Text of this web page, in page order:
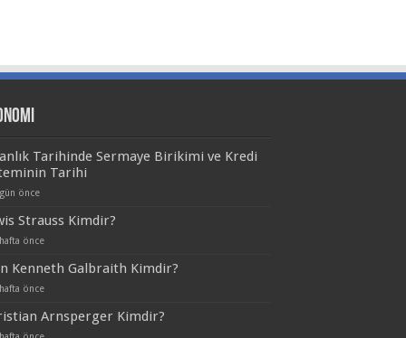
Tarihinde Sermaye Birikimi ve Kredi
Tarihi
önce
Strauss Kimdir?
önce
Kenneth Galbraith Kimdir?
önce
Arnsperger Kimdir?